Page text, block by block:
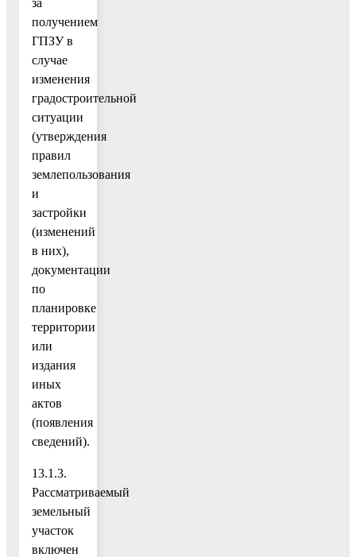
получением
ГПЗУ в
случае
изменения
градостроительной
ситуации
(утверждения
правил
землепользования
и
застройки
(изменений
в них),
документации
по
планировке
территории
или
издания
иных
актов
(появления
сведений).
13.1.3.
Рассматриваемый
земельный
участок
включен